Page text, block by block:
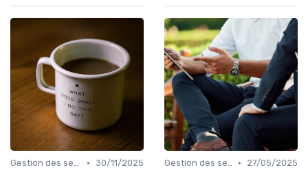
Gestion des serveurs • 30/11/2025
Gestion des serveurs •
27/05/2025